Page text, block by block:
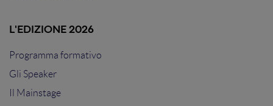
L'EDIZIONE 2026
Programma formativo
Gli Speaker
Il Mainstage